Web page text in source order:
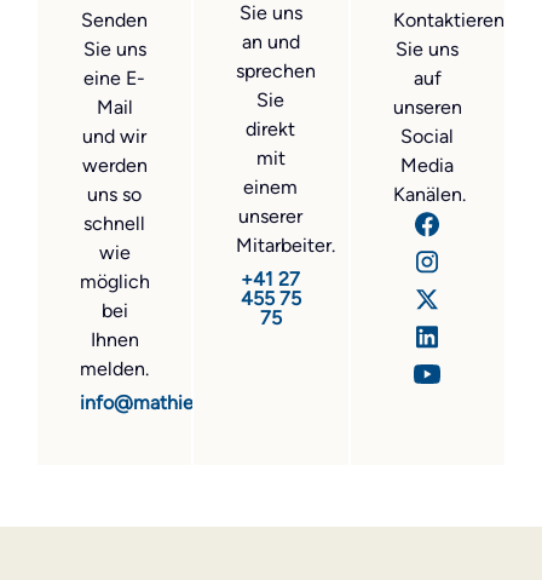
Senden
Sie uns
eine E-
Mail
und wir
werden
uns so
schnell
wie
möglich
bei
Ihnen
melden.
info@mathier.com
Sie uns
an und
sprechen
Sie
direkt
mit
einem
unserer
Mitarbeiter.
+41 27
455 75
75
Kontaktieren
Sie uns
auf
unseren
Social
Media
Kanälen.